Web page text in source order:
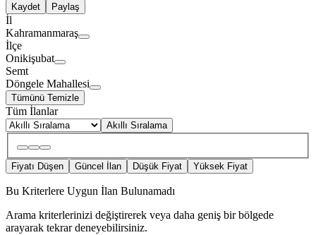
Kaydet
Paylaş
İl
Kahramanmaraş
İlçe
Onikişubat
Semt
Döngele Mahallesi
Tümünü Temizle
Tüm İlanlar
Akıllı Sıralama
Fiyatı Düşen Güncel İlan Düşük Fiyat Yüksek Fiyat
Bu Kriterlere Uygun İlan Bulunamadı
Arama kriterlerinizi değiştirerek veya daha geniş bir bölgede
arayarak tekrar deneyebilirsiniz.